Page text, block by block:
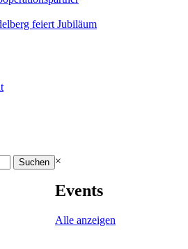
feiert Jubiläum
×
Events
Alle anzeigen